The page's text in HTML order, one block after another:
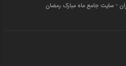
- سایت جامع ماه مبارک رمضان